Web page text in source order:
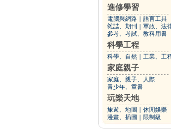
進修學習
電腦與網路
語言工具
雜誌、期刊
軍政、法
參考、考試、教科用書
科學工程
科學、自然 工業、工
家庭親子
家庭、親子、人際
青少年、童書
玩樂天地
旅遊、地圖
休閒娛樂
漫畫、插圖
限制級